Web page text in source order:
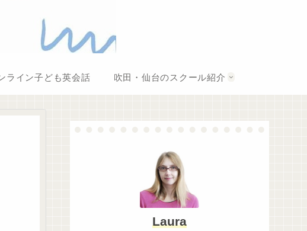
ライン子ども英会話 吹田・仙台のスクール紹介
Laura